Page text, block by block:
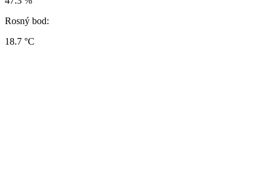
Rosný bod:
18.7 °C